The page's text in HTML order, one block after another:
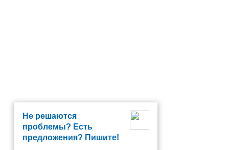
Не решаются
проблемы? Есть
предложения? Пишите!